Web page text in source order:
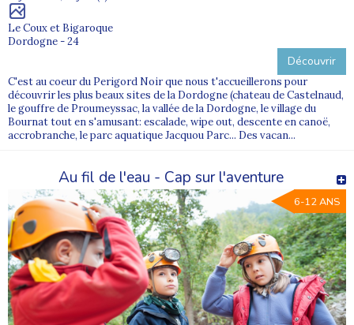
Le Coux et Bigaroque
Dordogne - 24
Découvrir
C'est au coeur du Perigord Noir que nous t'accueillerons pour
découvrir les plus beaux sites de la Dordogne (chateau de Castelnaud,
le gouffre de Proumeyssac, la vallée de la Dordogne, le village du
Bournat tout en s'amusant: escalade, wipe out, descente en canoë,
accrobranche, le parc aquatique Jacquou Parc... Des vacan...
Au fil de l'eau - Cap sur l'aventure
6-12 ANS